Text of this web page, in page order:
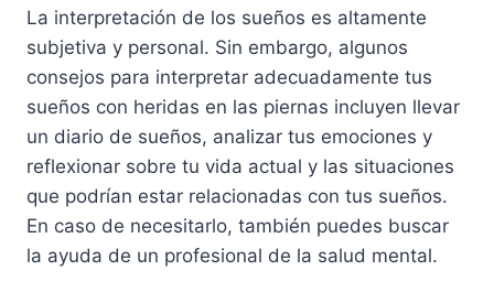
La interpretación de los sueños es altamente
subjetiva y personal. Sin embargo, algunos
consejos para interpretar adecuadamente tus
sueños con heridas en las piernas incluyen llevar
un diario de sueños, analizar tus emociones y
reflexionar sobre tu vida actual y las situaciones
que podrían estar relacionadas con tus sueños.
En caso de necesitarlo, también puedes buscar
la ayuda de un profesional de la salud mental.